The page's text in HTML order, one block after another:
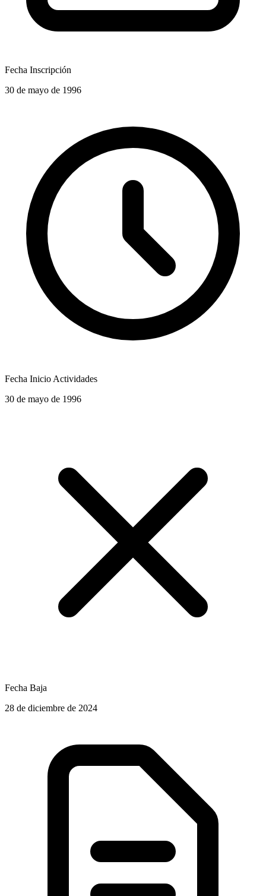
Fecha Inscripción
30 de mayo de 1996
Fecha Inicio Actividades
30 de mayo de 1996
Fecha Baja
28 de diciembre de 2024